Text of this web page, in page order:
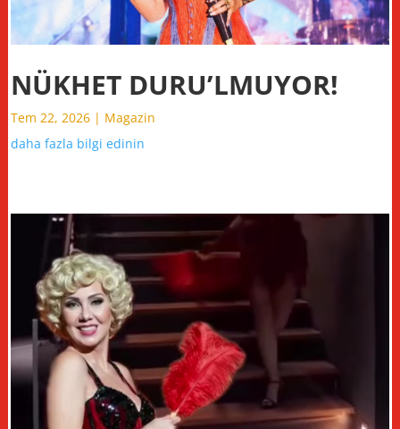
NÜKHET DURU’LMUYOR!
Tem 22, 2026 | Magazin
daha fazla bilgi edinin